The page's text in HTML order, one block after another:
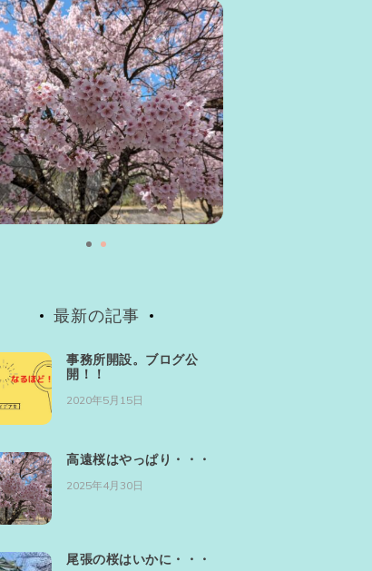
最新の記事
事務所開設。ブログ公
開！！
2020年5月15日
高遠桜はやっぱり・・・
2025年4月30日
尾張の桜はいかに・・・